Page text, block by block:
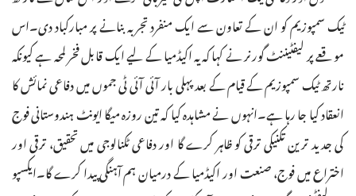
ٹیک سمپوزیم کو ان کے تعاون سے ایک منفرد تجربہ بنانے پر مبارکباد دی۔اس
موقعے پر لیفٹیننٹ گورنر نے کہا کہ یہ اکیڈمیا کے لیے ایک قابل فخر لمحہ ہے کیونکہ
نارتھ ٹیک سمپوزیم کے قیام کے بعد پہلی بار آئی آئی ٹی جموں میں دفاعی نمائش کا
انعقاد کیا جا رہا ہے۔انہوں نے مشاہدہ کیا کہ تین روزہ میگا ایونٹ ہندوستانی فوج
کی جدید ترین تکنیکی ترقی کو ظاہر کرے گا اور دفاعی ٹکنالوجی میں تحقیق، ترقی اور
اختراع میں فوج، صنعت اور اکیڈمیا کے درمیان ہم آہنگی پیدا کرے گا۔ایکسپو